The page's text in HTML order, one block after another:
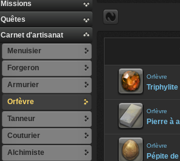
Missions
Quêtes
Carnet d'artisanat
Menuisier
Forgeron
Armurier
Orfèvre
Tanneur
Couturier
Alchimiste
Orfèvre
Triphylite
Orfèvre
Pierre à
Orfèvre
Pépite